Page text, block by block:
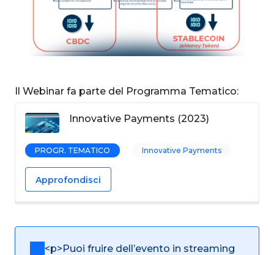
Il Webinar fa parte del Programma Tematico:
Innovative Payments (2023)
PROGR. TEMATICO Innovative Payments
Approfondisci
<p>Puoi fruire dell’evento in streaming